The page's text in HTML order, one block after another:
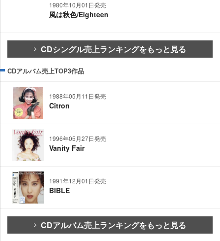
1980年10月01日発売
風は秋色/Eighteen
CDシングル売上ランキングをもっと見る
CDアルバム売上TOP3作品
1988年05月11日発売
Citron
1996年05月27日発売
Vanity Fair
1991年12月01日発売
BIBLE
CDアルバム売上ランキングをもっと見る